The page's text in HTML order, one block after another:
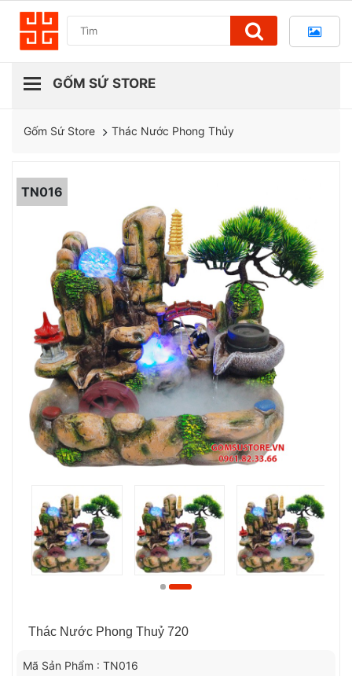
Gốm Sứ Store Thác Nước Phong Thủy
TN016
Thác Nước Phong Thuỷ 720
Mã Sản Phẩm : TN016